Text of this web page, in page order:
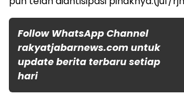
Follow WhatsApp Channel
rakyatjabarnews.com untuk
update berita terbaru setiap
hari